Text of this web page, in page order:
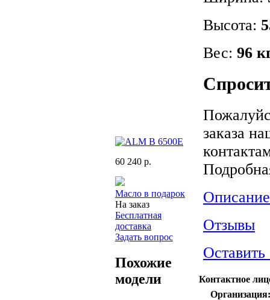
60 240 р.
Масло в подарок
На заказ
Бесплатная
доставка
Задать вопрос
Похожие
модели
Высота:
Вес: 96
заказа
Отзывы
Оставить
Контактное
Организация: